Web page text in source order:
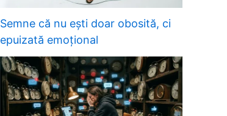
Semne că nu ești doar obosită, ci
epuizată emoțional